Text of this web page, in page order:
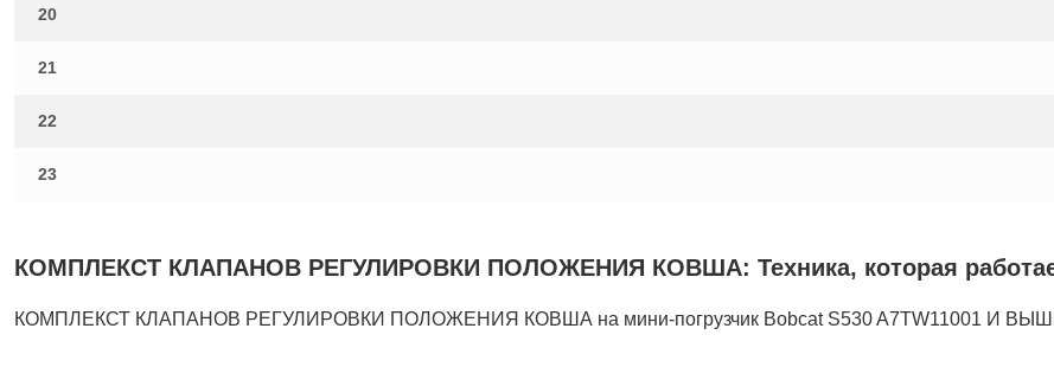
20
21
22
23
КОМПЛЕКСТ КЛАПАНОВ РЕГУЛИРОВКИ ПОЛОЖЕНИЯ КОВША: Техника, которая
КОМПЛЕКСТ КЛАПАНОВ РЕГУЛИРОВКИ ПОЛОЖЕНИЯ КОВША на мини-погрузчик Bobcat S530 A7TW11001 И